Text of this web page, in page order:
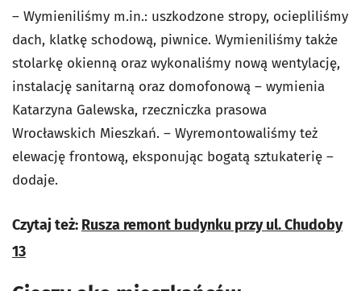
– Wymieniliśmy m.in.: uszkodzone stropy, ociepliliśmy
dach, klatkę schodową, piwnice. Wymieniliśmy także
stolarkę okienną oraz wykonaliśmy nową wentylację,
instalację sanitarną oraz domofonową – wymienia
Katarzyna Galewska, rzeczniczka prasowa
Wrocławskich Mieszkań. – Wyremontowaliśmy też
elewację frontową, eksponując bogatą sztukaterię –
dodaje.
Czytaj też: Rusza remont budynku przy ul. Chudoby
13